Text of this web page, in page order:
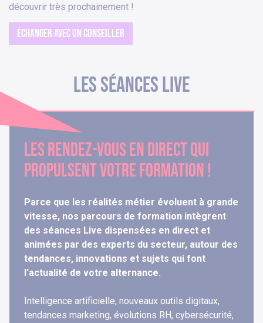
découvrir très prochainement !
ÉCHANGER AVEC UN CONSEILLER
Les séances live
Les rendez-vous en direct qui
propulsent votre formation !
Parce que les réalités métier évoluent à grande
vitesse, nos parcours de formation intègrent
des séances Live dispensées en direct et
animées par des experts du secteur, autour des
tendances, innovations et sujets qui font
l’actualité de votre alternance.
Intelligence artificielle, nouveaux outils digitaux,
tendances marketing, évolutions RH, cybersécurité,